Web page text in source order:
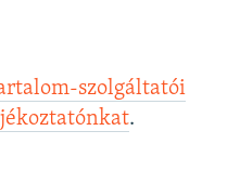
szolgáltatói
.